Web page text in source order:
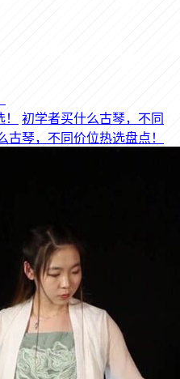
初学者买什么古琴，不同